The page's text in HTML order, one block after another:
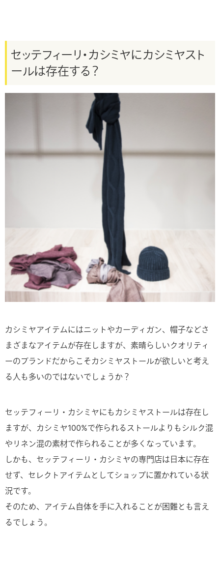
セッテフィーリ・カシミヤにカシミヤスト
ールは存在する？
カシミヤアイテムにはニットやカーディガン、帽子などさ
まざまなアイテムが存在しますが、素晴らしいクオリティ
ーのブランドだからこそカシミヤストールが欲しいと考え
る人も多いのではないでしょうか？
セッテフィーリ・カシミヤにもカシミヤストールは存在し
ますが、カシミヤ100%で作られるストールよりもシルク混
やリネン混の素材で作られることが多くなっています。
しかも、セッテフィーリ・カシミヤの専門店は日本に存在
せず、セレクトアイテムとしてショップに置かれている状
況です。
そのため、アイテム自体を手に入れることが困難とも言え
るでしょう。